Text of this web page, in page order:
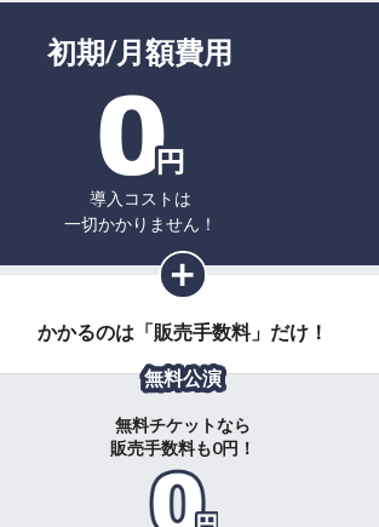
初期/月額費用
導入コストは
一切かかりません！
かかるのは「販売手数料」だけ！
無料公演
無料チケットなら
販売手数料も0円！